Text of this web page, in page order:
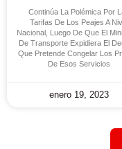
Continúa La Polémica Por
Tarifas De Los Peajes A
Nacional, Luego De Que El
De Transporte Expidiera El
Que Pretende Congelar Los
De Esos Servicios
enero 19, 2023